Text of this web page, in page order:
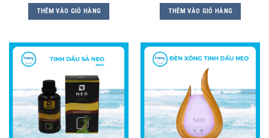
THÊM VÀO GIỎ HÀNG THÊM VÀO GIỎ HÀNG